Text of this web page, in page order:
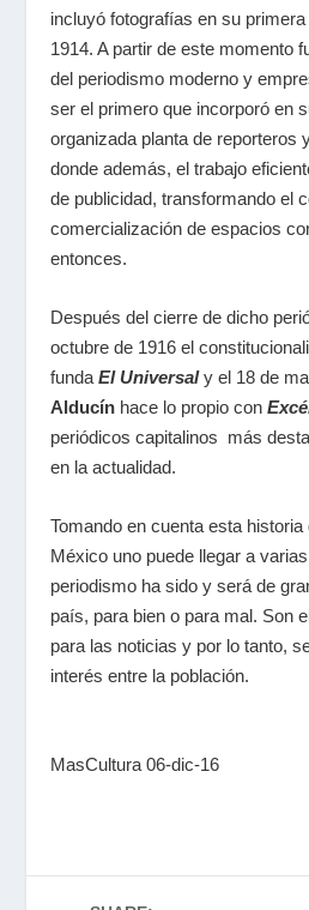
incluyó fotografías en su
1914. A partir de este momento
del periodismo moderno y
ser el primero que incorporó en
organizada planta de reporteros
donde además, el trabajo
de publicidad, transformando el
comercialización de espacios
entonces.
Después del cierre de dicho
octubre de 1916 el
fundaEl Universaly el 18 de
Alducín hace lo propio con
periódicos capitalinos más
en la actualidad.
Tomando en cuenta esta
México uno puede llegar a
periodismo ha sido y será de
país, para bien o para mal. Son
para las noticias y por lo tanto,
interés entre la población.
MasCultura 06-dic-16